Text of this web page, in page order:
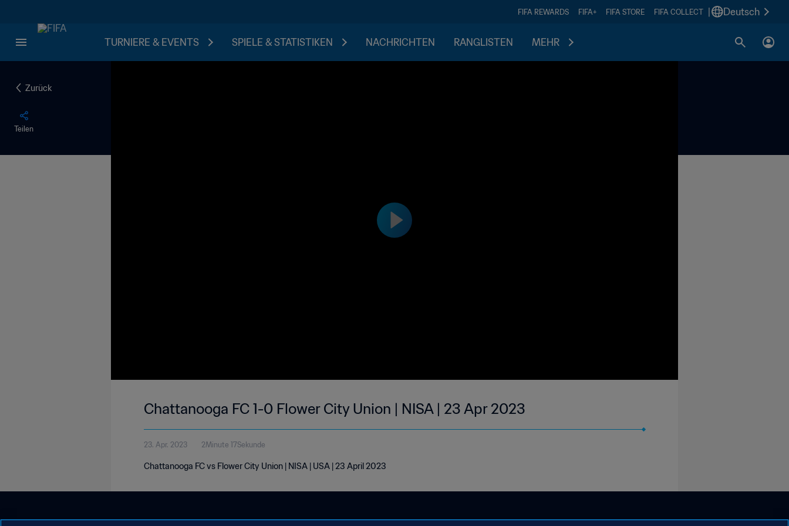
FIFA REWARDS FIFA+ FIFA STORE FIFA COLLECT Deutsch
TURNIERE & EVENTS SPIELE & STATISTIKEN NACHRICHTEN RANGLISTEN MEHR
Zurück
Teilen
Chattanooga FC 1-0 Flower City Union | NISA | 23 Apr 2023
23. Apr. 2023 2Minute 17Sekunde
Chattanooga FC vs Flower City Union | NISA | USA | 23 April 2023